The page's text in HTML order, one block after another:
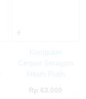
Kumpulan
Cerpen Seragam
Hitam Putih
Rp 63.000